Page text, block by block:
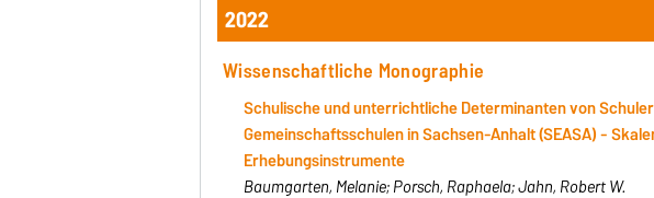
2022
Wissenschaftliche Monographie
Schulische und unterrichtliche Determinanten von
Gemeinschaftsschulen in Sachsen-Anhalt (SEASA) -
Erhebungsinstrumente
Baumgarten, Melanie; Porsch, Raphaela; Jahn, Robert W.